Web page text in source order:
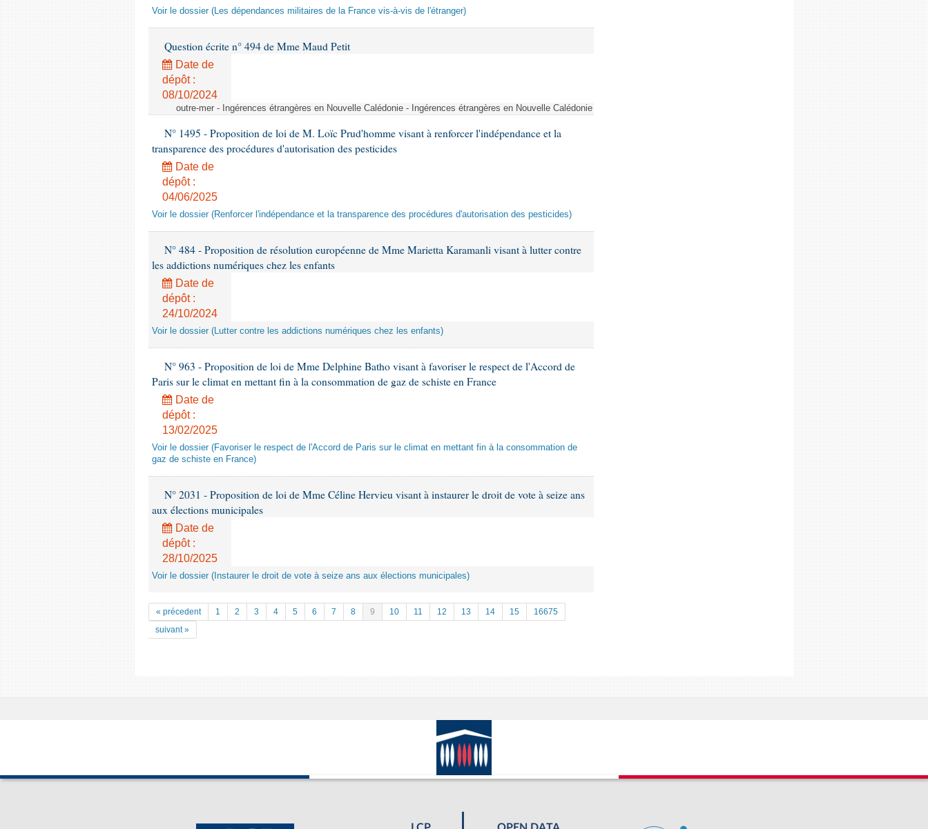
Voir le dossier (Les dépendances militaires de la France vis-à-vis de l'étranger)
Question écrite n° 494 de Mme Maud Petit
Date de
dépôt :
08/10/2024
outre-mer - Ingérences étrangères en Nouvelle Calédonie - Ingérences étrangères en Nouvelle Calédonie
N° 1495 - Proposition de loi de M. Loïc Prud'homme visant à renforcer l'indépendance et la
transparence des procédures d'autorisation des pesticides
Date de
dépôt :
04/06/2025
Voir le dossier (Renforcer l'indépendance et la transparence des procédures d'autorisation des pesticides)
N° 484 - Proposition de résolution européenne de Mme Marietta Karamanli visant à lutter contre
les addictions numériques chez les enfants
Date de
dépôt :
24/10/2024
Voir le dossier (Lutter contre les addictions numériques chez les enfants)
N° 963 - Proposition de loi de Mme Delphine Batho visant à favoriser le respect de l'Accord de
Paris sur le climat en mettant fin à la consommation de gaz de schiste en France
Date de
dépôt :
13/02/2025
Voir le dossier (Favoriser le respect de l'Accord de Paris sur le climat en mettant fin à la consommation de
gaz de schiste en France)
N° 2031 - Proposition de loi de Mme Céline Hervieu visant à instaurer le droit de vote à seize ans
aux élections municipales
Date de
dépôt :
28/10/2025
Voir le dossier (Instaurer le droit de vote à seize ans aux élections municipales)
« précedent 1 2 3 4 5 6 7 8 9 10 11 12 13 14 15
16675
suivant »